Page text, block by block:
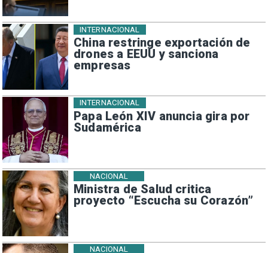
China restringe exportación de
drones a EEUU y sanciona
empresas
INTERNACIONAL
Papa León XIV anuncia gira por
Sudamérica
INTERNACIONAL
Ministra de Salud critica
proyecto “Escucha su Corazón”
NACIONAL
NACIONAL